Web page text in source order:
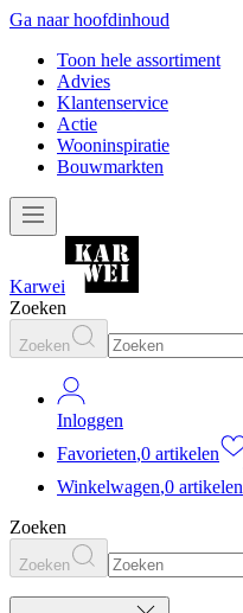
Ga naar hoofdinhoud
Toon hele assortiment
Advies
Klantenservice
Actie
Wooninspiratie
Bouwmarkten
Karwei
Zoeken
Zoeken
Inloggen
Favorieten,0 artikelen
Winkelwagen,0 artikelen
Zoeken
Zoeken